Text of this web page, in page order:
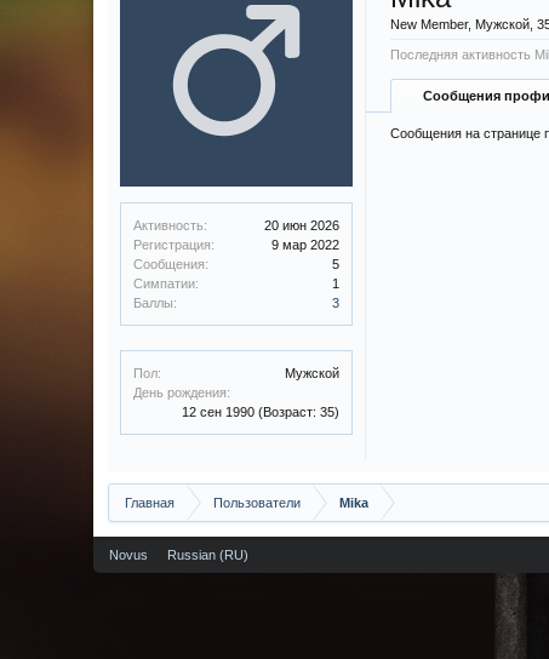
Активность:
20 июн 2026
Регистрация:
9 мар 2022
Сообщения:
5
Симпатии:
1
Баллы:
3
Пол:
Мужской
День рождения:
12 сен 1990 (Возраст: 35)
New Member, Мужской,
Последняя активность
Сообщения
Сообщения на странице
Главная Пользователи Mika
Novus Russian (RU)